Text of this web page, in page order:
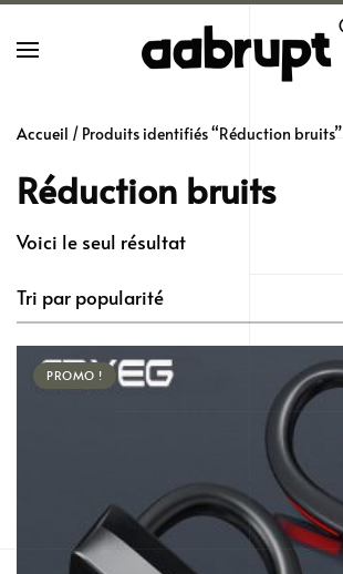
main
content
Accueil / Produits identifiés “Réduction bruits”
Réduction bruits
Voici le seul résultat
PROMO !